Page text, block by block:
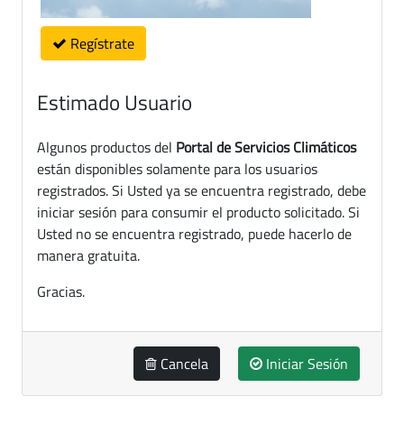
Regístrate
Estimado Usuario
Algunos productos del Portal de Servicios Climáticos
están disponibles solamente para los usuarios
registrados. Si Usted ya se encuentra registrado, debe
iniciar sesión para consumir el producto solicitado. Si
Usted no se encuentra registrado, puede hacerlo de
manera gratuita.
Gracias.
Cancela Iniciar Sesión